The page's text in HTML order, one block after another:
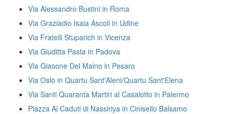
Via Alessandro Bustini in Roma
Via Graziadio Isaia Ascoli in Udine
Via Fratelli Stuparich in Vicenza
Via Giuditta Pasta in Padova
Via Giasone Del Maino in Pesaro
Via Oslo in Quartu Sant'Aleni/Quartu Sant'Elena
Via Santi Quaranta Martiri al Casalotto in Palermo
Piazza Ai Caduti di Nassiriya in Cinisello Balsamo